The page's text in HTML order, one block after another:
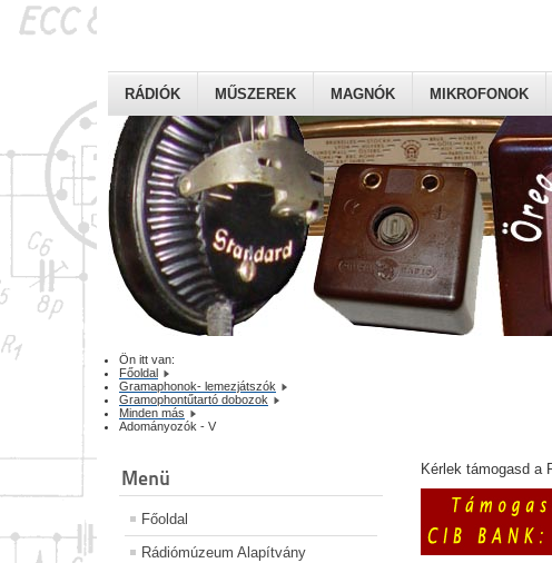
RÁDIÓK MŰSZEREK MAGNÓK MIKROFONOK
Ön itt van:
Főoldal
Gramaphonok- lemezjátszók
Gramophontűtartó dobozok
Minden más
Adományozók - V
Menü
Főoldal
Rádiómúzeum Alapítvány
Kérlek támogasd a